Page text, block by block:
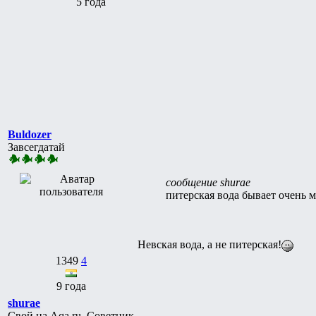
Buldozer
Завсегдатай
1349 4
9 года
сообщение shurae
питерская вода бывает очень
Невская вода, а не питерская!
shurae